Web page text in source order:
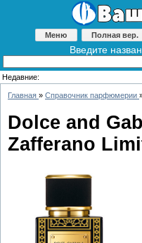
Меню Полная вер.
Введите
Недавние:
Главная » Справочник парфюмерии
Dolce and
Zafferano